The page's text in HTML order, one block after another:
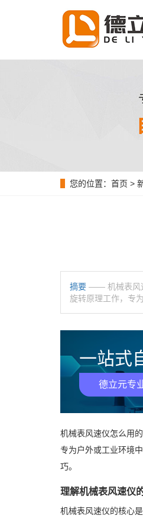
您的位置： 首页 >
摘要 —— 机械表风
旋转原理工作，专
一站式
德立元专
机械表风速仪怎么用
专为户外或工业环境
巧。
理解机械表风速仪
机械表风速仪的核心